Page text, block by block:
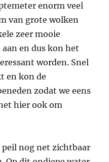
enorm veel
van grote wolken
zeer mooie
en dus kon het
worden. Snel
en kon de
zodat we eens
hier ook om